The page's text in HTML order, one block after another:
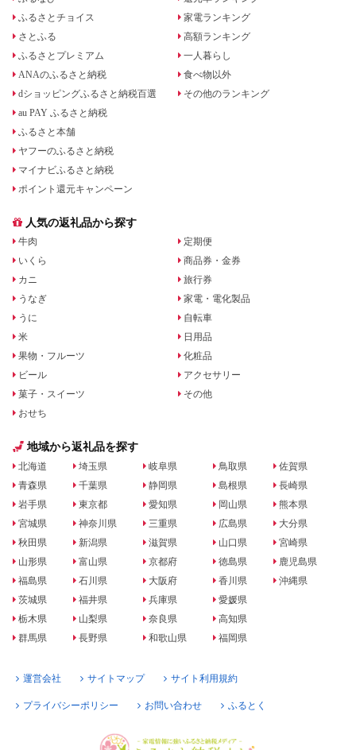
ふるさとチョイス
さとふる
ふるさとプレミアム
ANAのふるさと納税
dショッピングふるさと納税百選
au PAY ふるさと納税
ふるさと本舗
ヤフーのふるさと納税
マイナビふるさと納税
ポイント還元キャンペーン
家電ランキング
高額ランキング
一人暮らし
食べ物以外
その他のランキング
人気の返礼品から探す
牛肉
いくら
カニ
うなぎ
うに
米
果物・フルーツ
ビール
菓子・スイーツ
おせち
定期便
商品券・金券
旅行券
家電・電化製品
自転車
日用品
化粧品
アクセサリー
その他
地域から返礼品を探す
北海道
青森県
岩手県
宮城県
秋田県
山形県
福島県
茨城県
栃木県
群馬県
埼玉県
千葉県
東京都
神奈川県
新潟県
富山県
石川県
福井県
山梨県
長野県
岐阜県
静岡県
愛知県
三重県
滋賀県
京都府
大阪府
兵庫県
奈良県
和歌山県
鳥取県
島根県
岡山県
広島県
山口県
徳島県
香川県
愛媛県
高知県
福岡県
佐賀県
長崎県
熊本県
大分県
宮崎県
鹿児島県
沖縄県
運営会社 サイトマップ サイト利用規約
プライバシーポリシー お問い合わせ ふるとく